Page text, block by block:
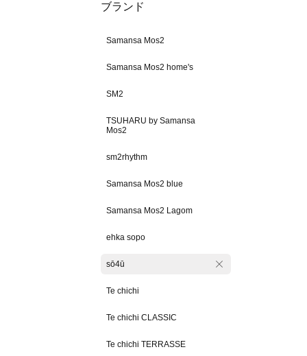
ブランド
Samansa Mos2
Samansa Mos2 home's
SM2
TSUHARU by Samansa
Mos2
sm2rhythm
Samansa Mos2 blue
Samansa Mos2 Lagom
ehka sopo
sō4ū
Te chichi
Te chichi CLASSIC
Te chichi TERRASSE